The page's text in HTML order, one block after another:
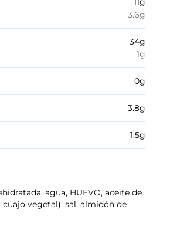
3.6g
34g
1g
0g
3.8g
1.5g
agua, HUEVO, aceite de
cuajo vegetal), sal, almidón de